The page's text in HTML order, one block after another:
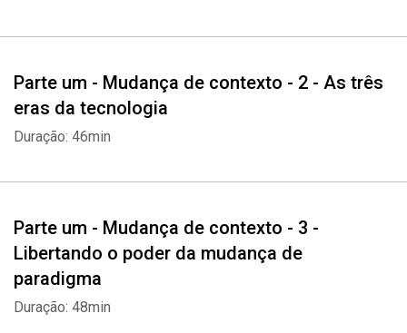
Parte um - Mudança de contexto - 2 - As três
eras da tecnologia
Duração: 46min
Parte um - Mudança de contexto - 3 -
Libertando o poder da mudança de
paradigma
Duração: 48min